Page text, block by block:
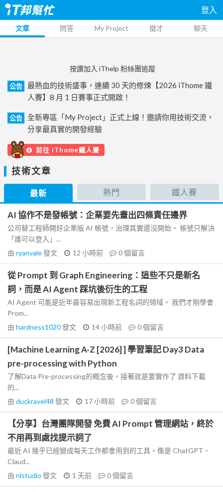
登入
文章 問答 My Project 徵才 聊天
按讚加入 iThelp 粉絲團追蹤
公告
最熱血的技術盛事，連續 30 天的修煉【2026 iThome 鐵
人賽】8 月 1 日賽事正式開啟！
公告
全新專區「My Project」正式上線！邀請你用技術交流，
分享最真實的開發經驗
前往 iThome鐵人賽
技術文章
最新 熱門 鐵人賽
AI 協作不是發帳號：企業要先畫出四條責任邊界
公司替工程師開好企業版 AI 帳號，治理其實還沒開始。 帳號只解決
「誰可以登入」...
由 ryanvale發文 12 小時前 0個留言
從 Prompt 到 Graph Engineering：這些不只是新名
詞，而是 AI Agent 踩坑後衍生的工程
AI Agent 可能是近年最容易出現新工程名詞的領域。 我們才剛學會
Prom...
由 hardness1020發文 14 小時前 0個留言
[Machine Learning A-Z [2026] ] 學習筆記 Day3 Data
pre-processing with Python
了解Data Pre-processing的概念後，接著就是要實作了 資料下載
的...
由 duckravel48 發文 17 小時前 0個留言
【分享】台灣團隊開發 免費 AI Prompt 管理網站，終於
不用再到處找提示詞了
最近 AI 幾乎已經變成每天工作都會用到的工具。像是 ChatGPT、
Claud...
由 nlstudio 發文 1 天前 0個留言